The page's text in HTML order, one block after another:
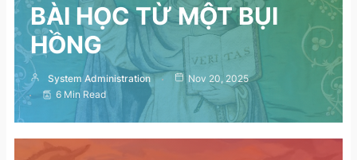
BÀI HỌC TỪ MỘT BỤI
HỒNG
System Administration
Nov 20, 2025
6 Min Read